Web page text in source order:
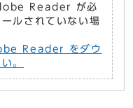
Reader が必
ルされていない場
Reader をダウ
。